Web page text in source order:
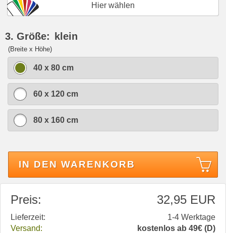
Hier wählen
3. Größe: klein
(Breite x Höhe)
40 x 80 cm
60 x 120 cm
80 x 160 cm
IN DEN WARENKORB
Preis: 32,95 EUR
Lieferzeit:
1-4 Werktage
Versand:
kostenlos ab 49€ (D)